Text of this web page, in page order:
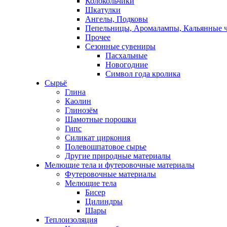
Шкатулки
Ангелы, Подковы
Пепельницы, Аромалампы, Кальянные
Прочее
Сезонные сувениры
Пасхальные
Новогодние
Символ года кролика
Сырьё
Глина
Каолин
Глинозём
Шамотные порошки
Гипс
Силикат циркония
Полевошпатовое сырье
Другие природные материалы
Мелющие тела и футеровочные материалы
Футеровочные материалы
Мелющие тела
Бисер
Цилиндры
Шары
Теплоизоляция